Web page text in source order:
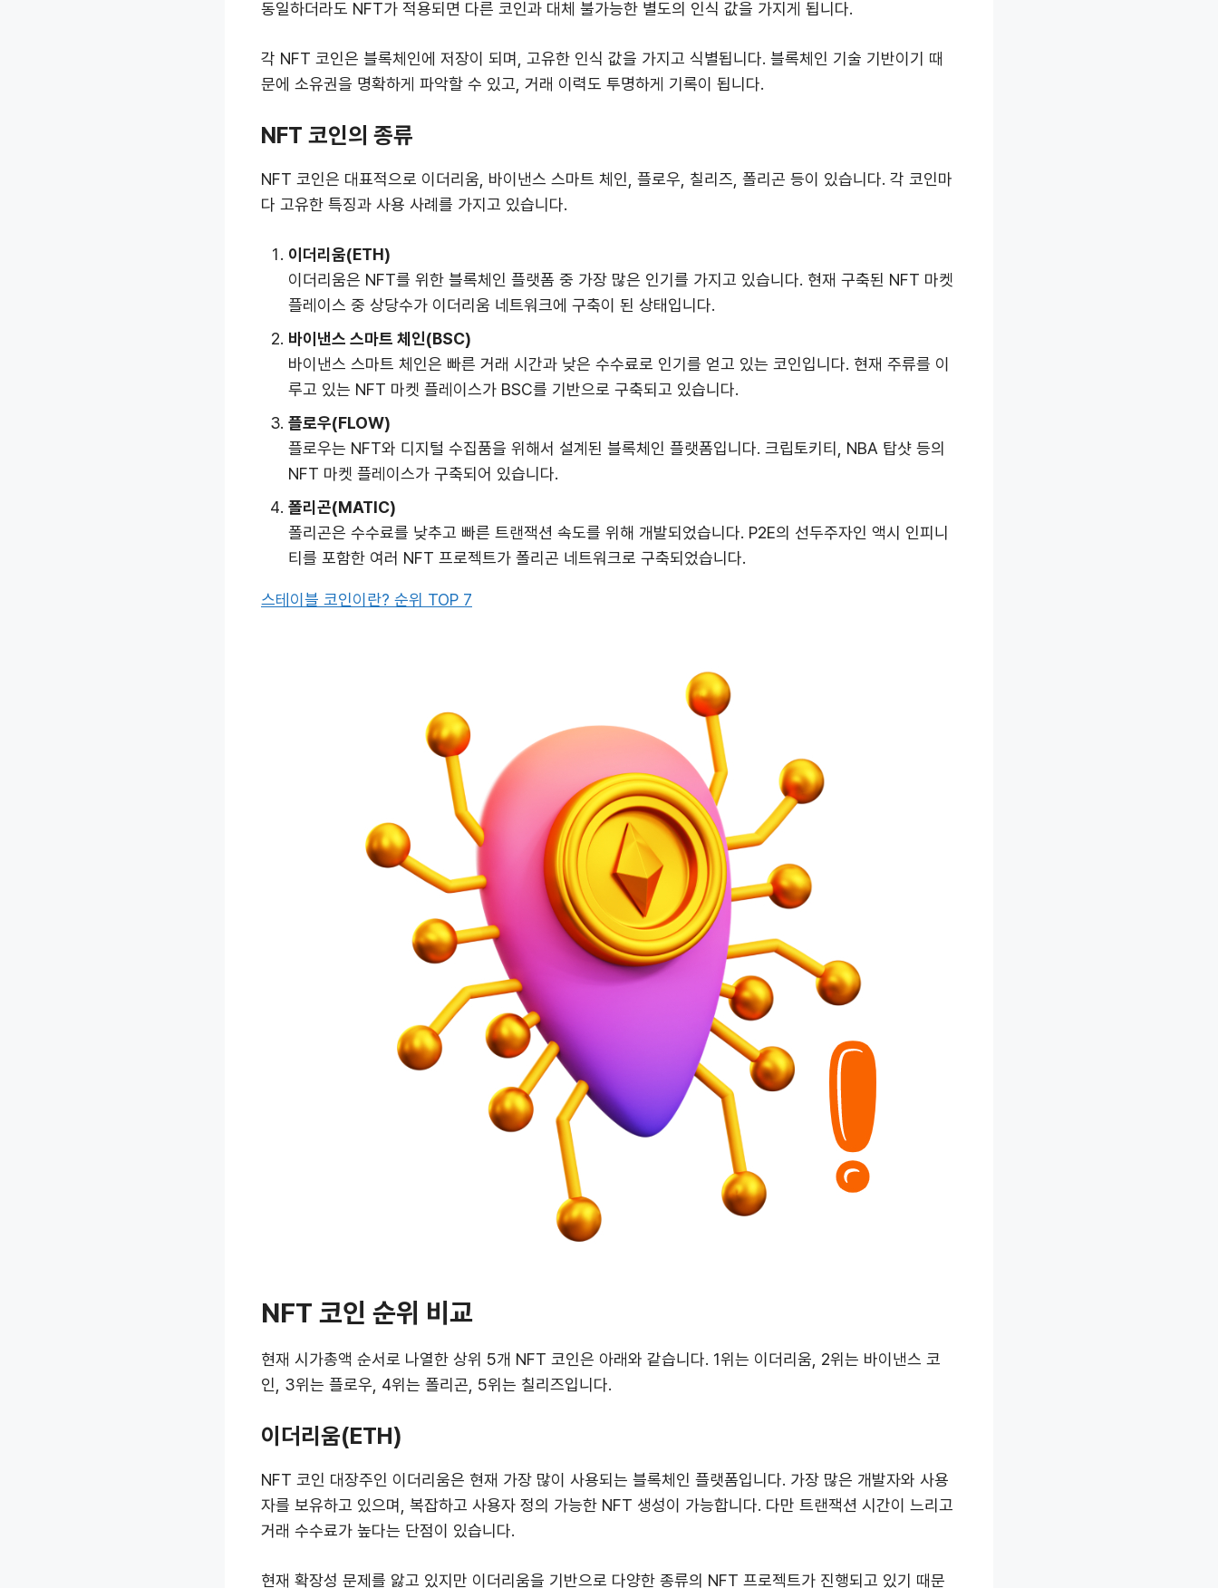
동일하더라도 NFT가 적용되면 다른 코인과 대체 불가능한 별도의 인식 값을 가지게 됩니다.
각 NFT 코인은 블록체인에 저장이 되며, 고유한 인식 값을 가지고 식별됩니다. 블록체인 기술 기반이기 때
문에 소유권을 명확하게 파악할 수 있고, 거래 이력도 투명하게 기록이 됩니다.
NFT 코인의 종류
NFT 코인은 대표적으로 이더리움, 바이낸스 스마트 체인, 플로우, 칠리즈, 폴리곤 등이 있습니다. 각 코인마
다 고유한 특징과 사용 사례를 가지고 있습니다.
이더리움(ETH)
이더리움은 NFT를 위한 블록체인 플랫폼 중 가장 많은 인기를 가지고 있습니다. 현재 구축된 NFT 마켓
플레이스 중 상당수가 이더리움 네트워크에 구축이 된 상태입니다.
바이낸스 스마트 체인(BSC)
바이낸스 스마트 체인은 빠른 거래 시간과 낮은 수수료로 인기를 얻고 있는 코인입니다. 현재 주류를 이
루고 있는 NFT 마켓 플레이스가 BSC를 기반으로 구축되고 있습니다.
플로우(FLOW)
플로우는 NFT와 디지털 수집품을 위해서 설계된 블록체인 플랫폼입니다. 크립토키티, NBA 탑샷 등의
NFT 마켓 플레이스가 구축되어 있습니다.
폴리곤(MATIC)
폴리곤은 수수료를 낮추고 빠른 트랜잭션 속도를 위해 개발되었습니다. P2E의 선두주자인 액시 인피니
티를 포함한 여러 NFT 프로젝트가 폴리곤 네트워크로 구축되었습니다.
스테이블 코인이란? 순위 TOP 7
NFT 코인 순위 비교
현재 시가총액 순서로 나열한 상위 5개 NFT 코인은 아래와 같습니다. 1위는 이더리움, 2위는 바이낸스 코
인, 3위는 플로우, 4위는 폴리곤, 5위는 칠리즈입니다.
이더리움(ETH)
NFT 코인 대장주인 이더리움은 현재 가장 많이 사용되는 블록체인 플랫폼입니다. 가장 많은 개발자와 사용
자를 보유하고 있으며, 복잡하고 사용자 정의 가능한 NFT 생성이 가능합니다. 다만 트랜잭션 시간이 느리고
거래 수수료가 높다는 단점이 있습니다.
현재 확장성 문제를 앓고 있지만 이더리움을 기반으로 다양한 종류의 NFT 프로젝트가 진행되고 있기 때문